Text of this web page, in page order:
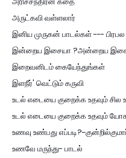
அருட்கவி வள்ளலார்
இனிய முருகன் பாடல்கள் ---
இன்றைய இசையா ?அன்றைய
இறைவனிடம் கையேந்துங்கள்
இளநீர்' வெட்டும் கருவி
உடல் எடையை குறைக்க உதவும் சில
உடல் எடையை குறைக்க உதவும்
உணவு உண்பது எப்படி?-
உணவே மருந்து- பாடல்